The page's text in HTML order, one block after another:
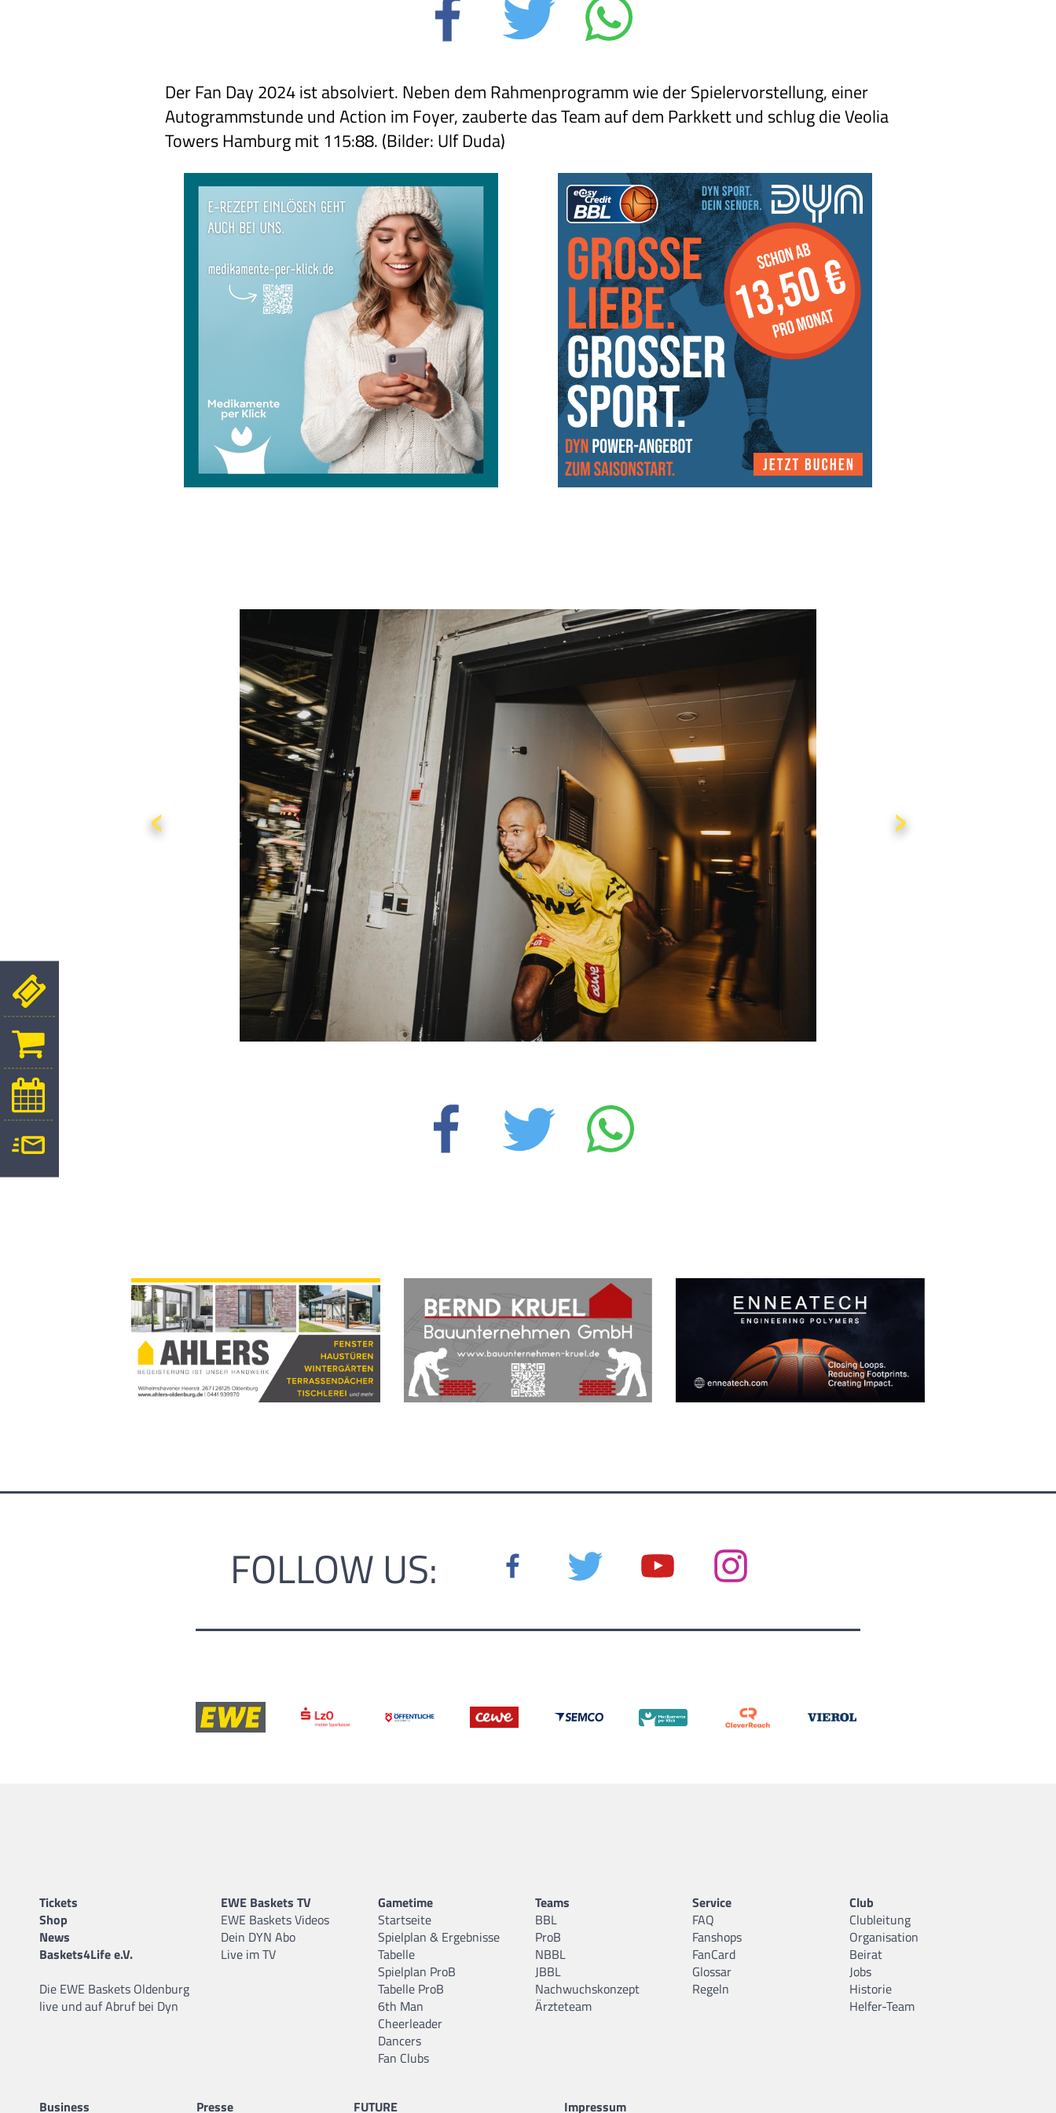
Der Fan Day 2024 ist absolviert. Neben dem Rahmenprogramm wie der Spielervorstellung, einer
Autogrammstunde und Action im Foyer, zauberte das Team auf dem Parkkett und schlug dieVeolia
Towers Hamburgmit 115:88. (Bilder: Ulf Duda)
FOLLOW US:
Tickets
Shop
News
Baskets4Life e.V.
Die EWE Baskets Oldenburg
live und auf Abruf bei Dyn
EWE Baskets TV
EWE Baskets Videos
Dein DYN Abo
Live im TV
Gametime
Startseite
Spielplan & Ergebnisse
Tabelle
Spielplan ProB
Tabelle ProB
6th Man
Cheerleader
Dancers
Fan Clubs
Teams
BBL
ProB
NBBL
JBBL
Nachwuchskonzept
Ärzteteam
Service
FAQ
Fanshops
FanCard
Glossar
Regeln
Club
Clubleitung
Organisation
Beirat
Jobs
Historie
Helfer-Team
Business Presse FUTURE Impressum